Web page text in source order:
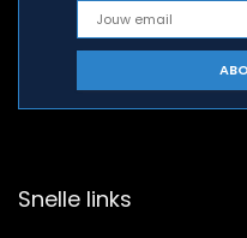
Snelle links